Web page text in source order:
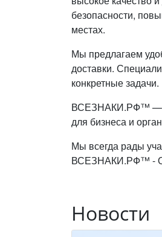
безопасности,
местах.
Мы предлагаем
доставки.
конкретные задачи.
ВСЕЗНАКИ.РФ™ —
для бизнеса и
Мы всегда рады
ВСЕЗНАКИ.РФ™ -
Новости